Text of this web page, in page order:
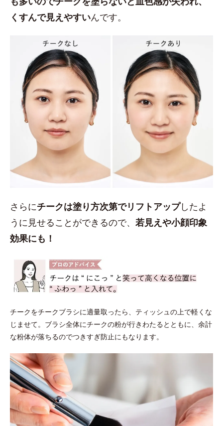
くすんで見えやすいんです。
さらにチークは塗り方次第でリフトアップしたよ
うに見せることができるので、 若見えや小顔印象
効果にも！
チークをチークブラシに適量取ったら、ティッシュの上で軽くな
じませて。ブラシ全体にチークの粉が行きわたるとともに、余計
な粉体が落ちるのでつきすぎ防止にもなります。